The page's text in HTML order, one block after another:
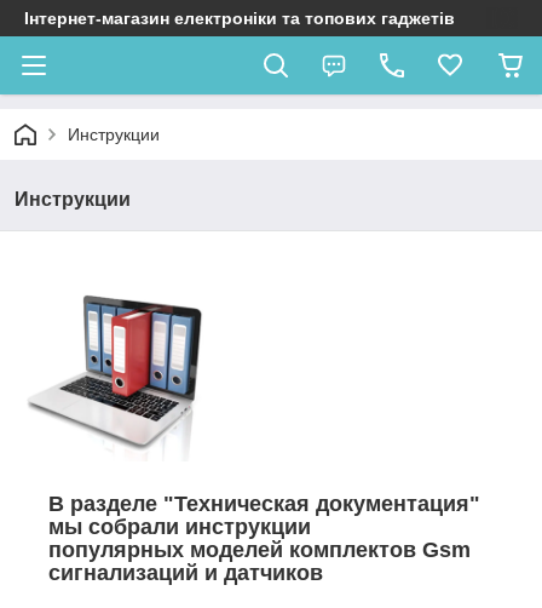
Інтернет-магазин електроніки та топових гаджетів
Инструкции
Инструкции
В разделе "Техническая документация"
мы собрали инструкции
популярных моделей комплектов Gsm
сигнализаций и датчиков